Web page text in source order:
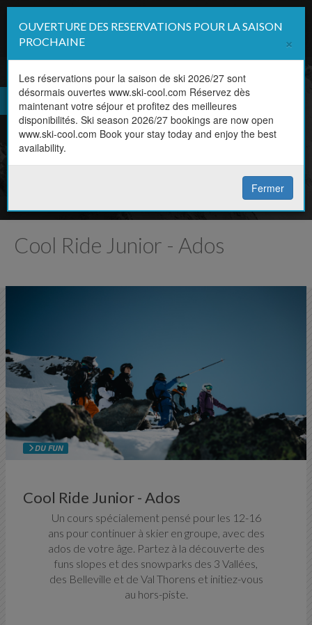
FR
EN Horaire, niveau, discipline,
prix
Réservez votre cours en ligne
Cool Ride Junior - Ados
DU FUN
Cool Ride Junior - Ados
Un cours spécialement pensé pour les 12-16
ans pour continuer à skier en groupe, avec des
ados de votre âge. Partez à la découverte des
funs slopes et des snowparks des 3 Vallées,
des Belleville et de Val Thorens et initiez-vous
au hors-piste.
OUVERTURE DES RESERVATIONS POUR LA SAISON
PROCHAINE
×
Les réservations pour la saison de ski 2026/27 sont
désormais ouvertes www.ski-cool.com Réservez dès
maintenant votre séjour et profitez des meilleures
disponibilités. Ski season 2026/27 bookings are now open
www.ski-cool.com Book your stay today and enjoy the best
availability.
Fermer